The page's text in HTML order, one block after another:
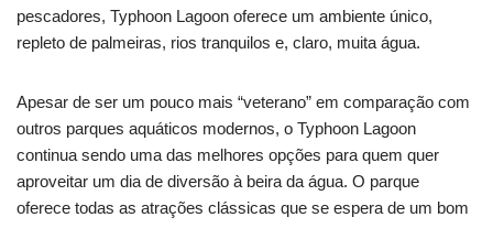
pescadores, Typhoon Lagoon oferece um ambiente único,
repleto de palmeiras, rios tranquilos e, claro, muita água.
Apesar de ser um pouco mais “veterano” em comparação com
outros parques aquáticos modernos, o Typhoon Lagoon
continua sendo uma das melhores opções para quem quer
aproveitar um dia de diversão à beira da água. O parque
oferece todas as atrações clássicas que se espera de um bom